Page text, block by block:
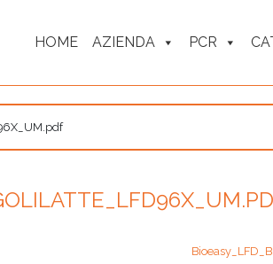
HOME AZIENDA PCR